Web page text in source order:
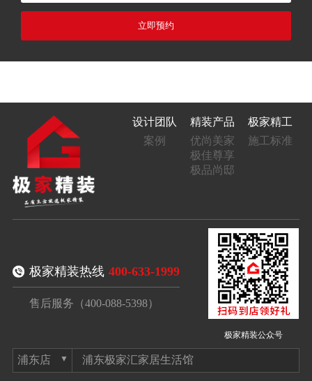
立即预约
设计团队
案例
精装产品
优尚美家
极佳尊享
极品尚邸
极家精工
施工标准
极家精装热线 400-633-1999
售后服务（400-088-5398）
极家精装公众号
浦东极家汇家居生活馆